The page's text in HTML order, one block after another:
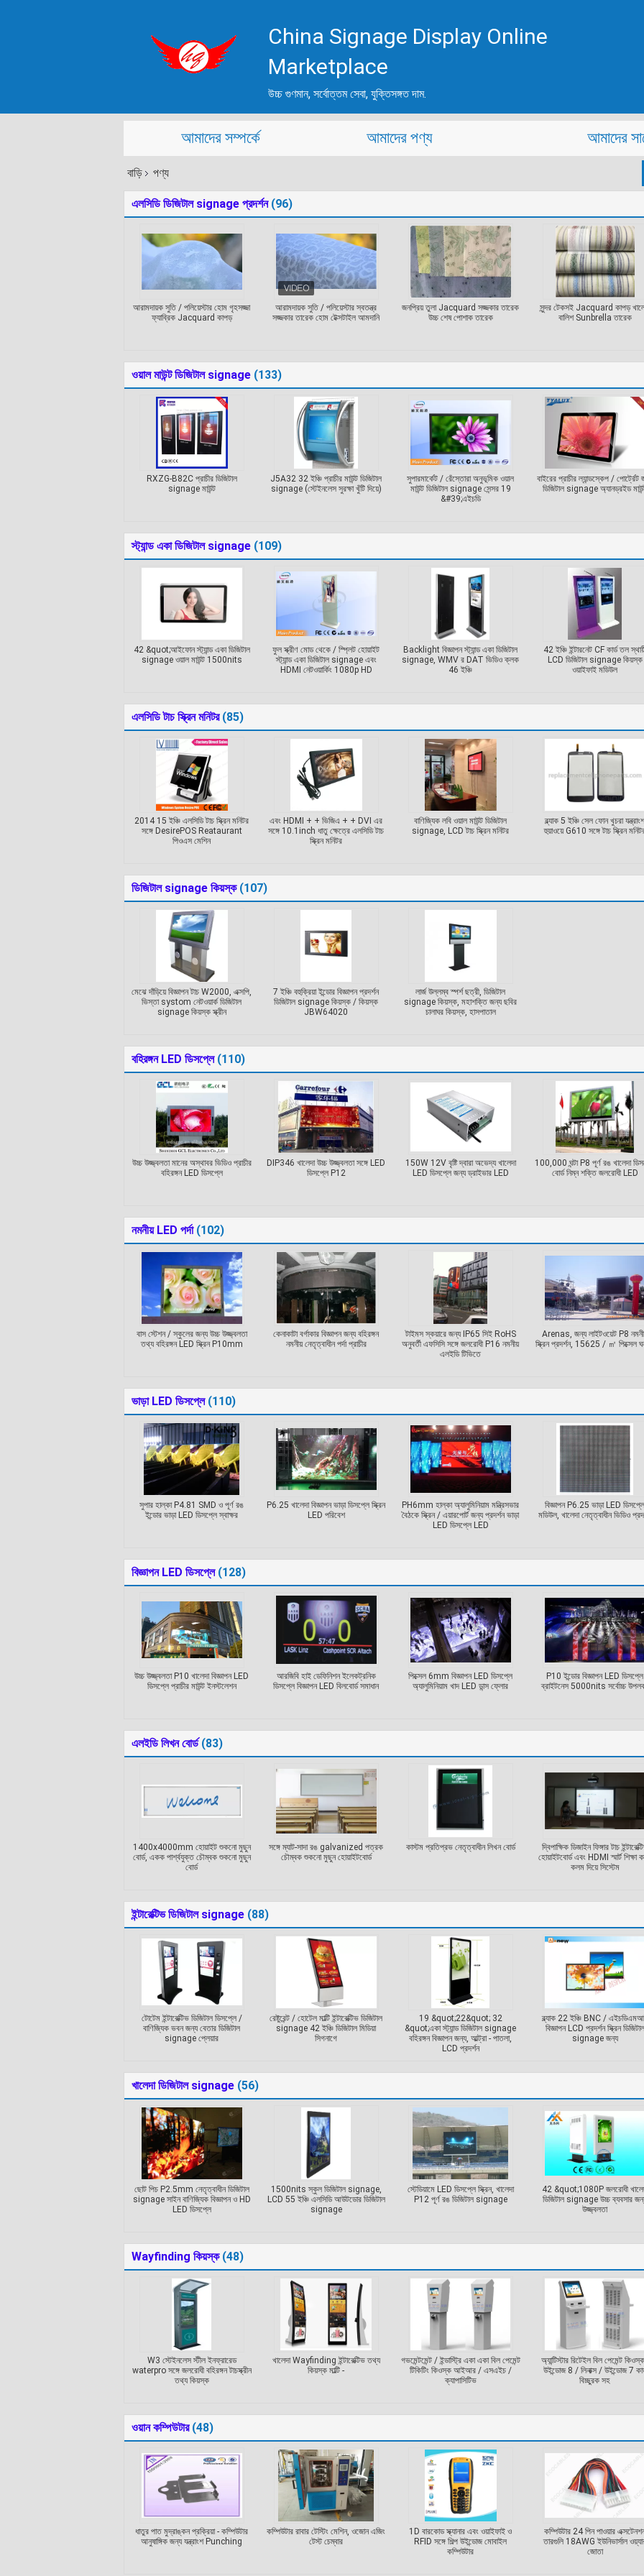
China Signage Display Online
Marketplace
উচ্চ গুণমান, সর্বোত্তম সেবা, যুক্তিসঙ্গত দাম.
আমাদের সম্পর্কে আমাদের পণ্য আমাদের
বাড়ি পণ্য
এলসিডি ডিজিটাল signage প্রদর্শন (96)
আরামদায়ক সুতি / পলিয়েস্টার হোম গৃহসজ্জা
ফ্যাব্রিক Jacquard কাপড়
আরামদায়ক সুতি / পলিয়েস্টার স্বতন্ত্র
সজ্জকার তারেক হোম টেক্সটাইল আমদানি
জনপ্রিয় তুলা Jacquard সজ্জকার তারেক
উচ্চ শেষ পোশাক তারেক
সুন্দর টেকসই Jacquard কাপড়
বালিশ Sunbrella তারেক
ওয়াল মাউন্ট ডিজিটাল signage (133)
RXZG-B82C প্রাচীর ডিজিটাল
signage মাউন্ট
J5A32 32 ইঞ্চি প্রাচীর মাউন্ট ডিজিটাল
signage (স্টেইনলেস সুরক্ষা খুঁটি দিয়ে)
সুপারমার্কেট / রেঁস্তোরা অনুভূমিক ওয়াল
মাউন্ট ডিজিটাল signage সেন্সর 19
&#39;এইচডি
বাইরের প্রাচীর ল্যান্ডস্কেপ / পোর্ট্রেট
ডিজিটাল signage অ্যানড্রইড
স্ট্যান্ড একা ডিজিটাল signage (109)
42 &quot;আইফোন স্ট্যান্ড একা ডিজিটাল
signage ওয়াল মাউন্ট 1500nits
ফুল স্ক্রীণ মোড থেকে / স্প্লিট হোয়াইট
স্ট্যান্ড একা ডিজিটাল signage এবং
HDMI নেটওয়ার্কিং 1080p HD
Backlight বিজ্ঞাপন স্ট্যান্ড একা ডিজিটাল
signage, WMV র DAT ভিডিও ক্লক
46 ইঞ্চি
42 ইঞ্চি ইন্টারনেট CF কার্ড তল
LCD ডিজিটাল signage কিয়স্ক
ওয়াইফাই মডিউল
এলসিডি টাচ স্ক্রিন মনিটর (85)
2014 15 ইঞ্চি এলসিডি টাচ স্ক্রিন মনিটর
সঙ্গে DesirePOS Reataurant
পিওএস মেশিন
এবং HDMI + + ভিজিএ + + DVI এর
সঙ্গে 10.1inch ধাতু ক্ষেত্রে এলসিডি টাচ
স্ক্রিন মনিটর
বাণিজ্যিক লবি ওয়াল মাউন্ট ডিজিটাল
signage, LCD টাচ স্ক্রিন মনিটর
ব্ল্যাক 5 ইঞ্চি সেল ফোন খুচরা যন্ত্রাংশ
হুয়াওয়ে G610 সঙ্গে টাচ স্ক্রিন
ডিজিটাল signage কিয়স্ক (107)
মেঝে দাঁড়িয়ে বিজ্ঞাপন টাচ W2000, এক্সপি,
ভিস্তা systom নেটওয়ার্ক ডিজিটাল
signage কিয়স্ক স্ক্রীন
7 ইঞ্চি বহুক্রিয়া ইন্ডোর বিজ্ঞাপন প্রদর্শন
ডিজিটাল signage কিয়স্ক / কিয়স্ক
JBW64020
লার্জ উল্লম্ব স্পর্শ ছত্রী, ডিজিটাল
signage কিয়স্ক, মহাশক্তি জন্য ছবির
চালাঘর কিয়স্ক, হাসপাতাল
বহিরঙ্গন LED ডিসপ্লে (110)
উচ্চ উজ্জ্বলতা মানের অস্থাবর ভিডিও প্রাচীর
বহিরঙ্গন LED ডিসপ্লে
DIP346 খালেদা উচ্চ উজ্জ্বলতা সঙ্গে LED
ডিসপ্লে P12
150W 12V বৃষ্টি দ্বারা অভেদ্য খালেদা
LED ডিসপ্লে জন্য ড্রাইভার LED
100,000 ঘন্টা P8 পূর্ণ রঙ খালেদা
বোর্ড নিম্ন শক্তি জলরোধী LED
নমনীয় LED পর্দা (102)
বাস স্টেশন / স্কুলের জন্য উচ্চ উজ্জ্বলতা
তথ্য বহিরঙ্গন LED স্ক্রিন P10mm
কেনাকাটা বর্গাকার বিজ্ঞাপন জন্য বহিরঙ্গন
নমনীয় নেতৃত্বাধীন পর্দা প্রাচীর
টাইমস স্কয়ারে জন্য IP65 সিই RoHS
অনুবর্তী এফসিসি সঙ্গে জলরোধী P16 নমনীয়
এলইডি টিভিতে
Arenas, জন্য লাইটওয়েট P8
স্ক্রিন প্রদর্শন, 15625 / ㎡ পিক্সেল
ভাড়া LED ডিসপ্লে (110)
সুপার হাল্কা P4.81 SMD ও পূর্ণ রঙ
ইন্ডোর ভাড়া LED ডিসপ্লে স্বাক্ষর
P6.25 খালেদা বিজ্ঞাপন ভাড়া ডিসপ্লে স্ক্রিন
LED পরিবেশ
PH6mm হাল্কা অ্যালুমিনিয়াম মন্ত্রিসভার
বৈঠকে স্ক্রিন / এয়ারপোর্ট জন্য প্রদর্শন ভাড়া
LED ডিসপ্লে LED
বিজ্ঞাপন P6.25 ভাড়া LED ডিসপ্লে
মডিউল, খালেদা নেতৃত্বাধীন ভিডিও
বিজ্ঞাপন LED ডিসপ্লে (128)
উচ্চ উজ্জ্বলতা P10 খালেদা বিজ্ঞাপন LED
ডিসপ্লে প্রাচীর মাউন্ট ইনস্টলেশন
আরজিবি হাই ডেফিনিশন ইলেকট্রনিক
ডিসপ্লে বিজ্ঞাপন LED বিলবোর্ড সমাধান
পিক্সেল 6mm বিজ্ঞাপন LED ডিসপ্লে
অ্যালুমিনিয়াম খাদ LED ডান্স ফ্লোর
P10 ইন্ডোর বিজ্ঞাপন LED ডিসপ্লে
ব্রাইটনেস 5000nits সর্বোচ্চ
এলইডি লিখন বোর্ড (83)
1400x4000mm হোয়াইট শুকনো মুছুন
বোর্ড, একক পার্শ্বযুক্ত চৌম্বক শুকনো মুছুন
বোর্ড
সঙ্গে ম্যাট-সাদা রঙ galvanized পত্রক
চৌম্বক শুকনো মুছুন হোয়াইটবোর্ড
কাস্টম প্রতিপ্রভ নেতৃত্বাধীন লিখন বোর্ড
দ্বিপাক্ষিক ডিজাইন ফিঙ্গার টাচ
হোয়াইটবোর্ড এবং HDMI স্মার্ট শিক্ষা
কলম দিয়ে সিস্টেম
ইন্টারেক্টিভ ডিজিটাল signage (88)
টোটেম ইন্টারেক্টিভ ডিজিটাল ডিসপ্লে /
বাণিজ্যিক ভবন জন্য বেতার ডিজিটাল
signage প্লেয়ার
রেষ্টুরেন্ট / হোটেল মাল্টি ইন্টারেক্টিভ ডিজিটাল
signage 42 ইঞ্চি ডিজিটাল মিডিয়া
সিগনাগে
19 &quot;22&quot; 32
&quot;একা স্ট্যান্ড ডিজিটাল signage
বহিরঙ্গন বিজ্ঞাপন জন্য, আল্ট্রা - পাতলা,
LCD প্রদর্শন
ব্ল্যাক 22 ইঞ্চি BNC /
বিজ্ঞাপন LCD প্রদর্শন স্ক্রিন ডিজিটাল
signage জন্য
খালেদা ডিজিটাল signage (56)
ছোট পিচ P2.5mm নেতৃত্বাধীন ডিজিটাল
signage সাইন বাণিজ্যিক বিজ্ঞাপন ও HD
LED ডিসপ্লে
1500nits স্কুল ডিজিটাল signage,
LCD 55 ইঞ্চি এলসিডি আউটডোর ডিজিটাল
signage
স্টেডিয়ামে LED ডিসপ্লে স্ক্রিন, খালেদা
P12 পূর্ণ রঙ ডিজিটাল signage
42 &quot;1080P জলরোধী
ডিজিটাল signage উচ্চ ব্যবসার
উজ্জ্বলতা
Wayfinding কিয়স্ক (48)
W3 স্টেইনলেস স্টীল ইনফ্রারেড
waterpro সঙ্গে জলরোধী বহিরঙ্গন টাচস্ক্রীন
তথ্য কিয়স্ক
খালেদা Wayfinding ইন্টারেক্টিভ তথ্য
কিয়স্ক মাল্টি -
গভমেন্টমেন্ট / ইন্ডাস্ট্রি একা একা বিল পেমেন্ট
টিকিটিং কিওস্ক আইআর / এসএইচ /
ক্যাপাসিটিভ
অ্যান্টিস্টার রিটেইল বিল পেমেন্ট
উইন্ডোজ 8 / লিনাক্স / উইন্ডোজ 7
বিচ্ছুরক সহ
ওয়ান কম্পিউটার (48)
ধাতুর পাত মুদ্রাঙ্কন প্রক্রিয়া - কম্পিউটার
আনুষাঙ্গিক জন্য যন্ত্রাংশ Punching
কম্পিউটার রাবার টেস্টিং মেশিন, ওজোন এজিং
টেস্ট চেম্বার
1D বারকোড স্ক্যানার এবং ওয়াইফাই ও
RFID সঙ্গে শিল্প উইন্ডোজ মোবাইল
কম্পিউটার
কম্পিউটার 24 পিন পাওয়ার
তারগুলি 18AWG ইউনিভার্সাল
জোতা